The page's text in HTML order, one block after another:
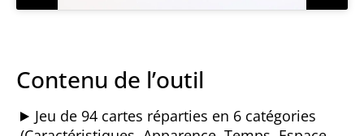
Contenu de l’outil
Jeu de 94 cartes réparties en 6 catégories